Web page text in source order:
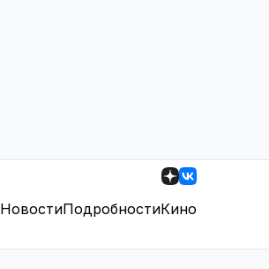
НовостиПодробностиКино